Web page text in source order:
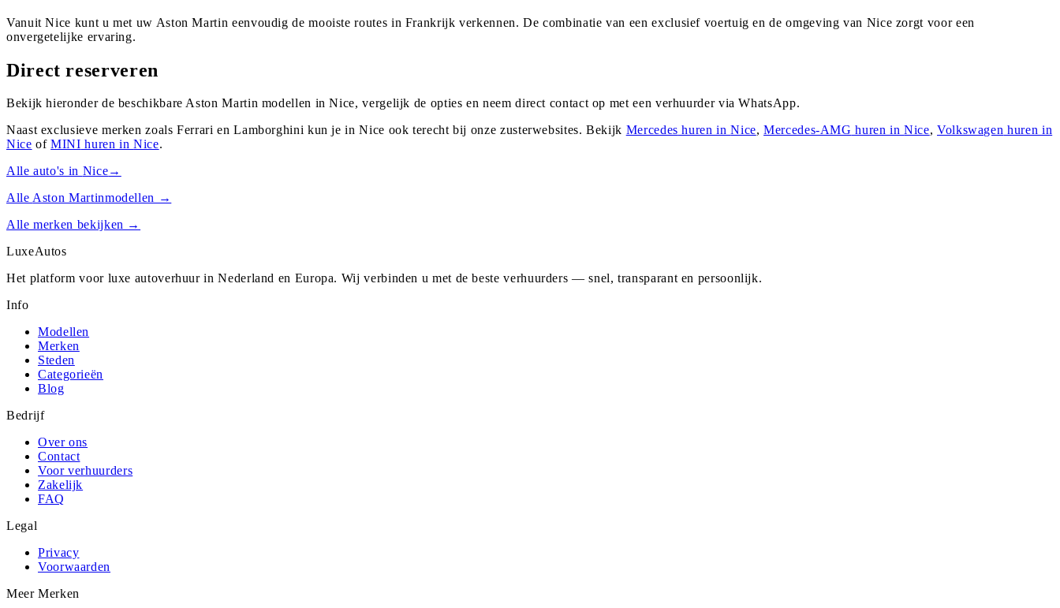
Vanuit Nice kunt u met uw Aston Martin eenvoudig de mooiste routes in Frankrijk verkennen. De combinatie van een exclusief voertuig en de omgeving van Nice zorgt voor een
onvergetelijke ervaring.
Direct reserveren
Bekijk hieronder de beschikbare Aston Martin modellen in Nice, vergelijk de opties en neem direct contact op met een verhuurder via WhatsApp.
Naast exclusieve merken zoals Ferrari en Lamborghini kun je in Nice ook terecht bij onze zusterwebsites. Bekijk Mercedes huren inNice,Mercedes-AMG huren inNice,Volkswagen huren in
Nice ofMINI huren inNice.
Alle auto's in Nice→
AlleAston Martinmodellen →
Alle merken bekijken →
LuxeAutos
Het platform voor luxe autoverhuur in Nederland en Europa. Wij verbinden u met de beste verhuurders — snel, transparant en persoonlijk.
Info
Modellen
Merken
Steden
Categorieën
Blog
Bedrijf
Over ons
Contact
Voor verhuurders
Zakelijk
FAQ
Legal
Privacy
Voorwaarden
Meer Merken